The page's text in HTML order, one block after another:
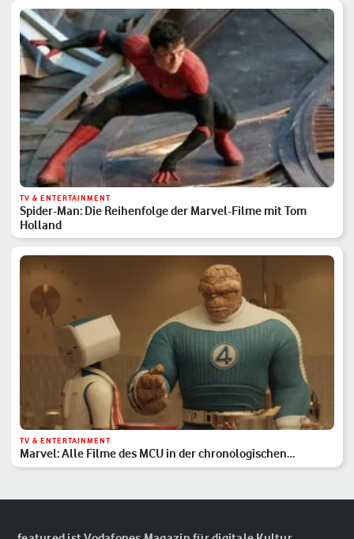
TV & ENTERTAINMENT
Spider-Man: Die Reihenfolge der Marvel-Filme mit Tom
Holland
TV & ENTERTAINMENT
Marvel: Alle Filme des MCU in der chronologischen
Reihenfolge